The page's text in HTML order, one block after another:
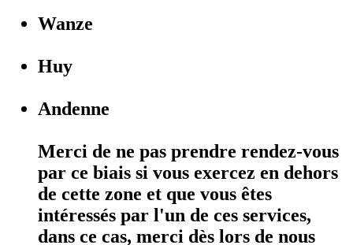
Wanze
Huy
Andenne
Merci de ne pas prendre rendez-vous
par ce biais si vous exercez en dehors
de cette zone et que vous êtes
intéressés par l'un de ces services,
dans ce cas, merci dès lors de nous